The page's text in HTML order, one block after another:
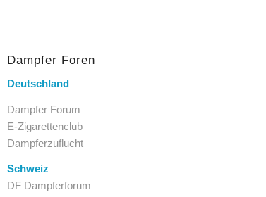
Dampfer Foren
Deutschland
Dampfer Forum
E-Zigarettenclub
Dampferzuflucht
Schweiz
DF Dampferforum